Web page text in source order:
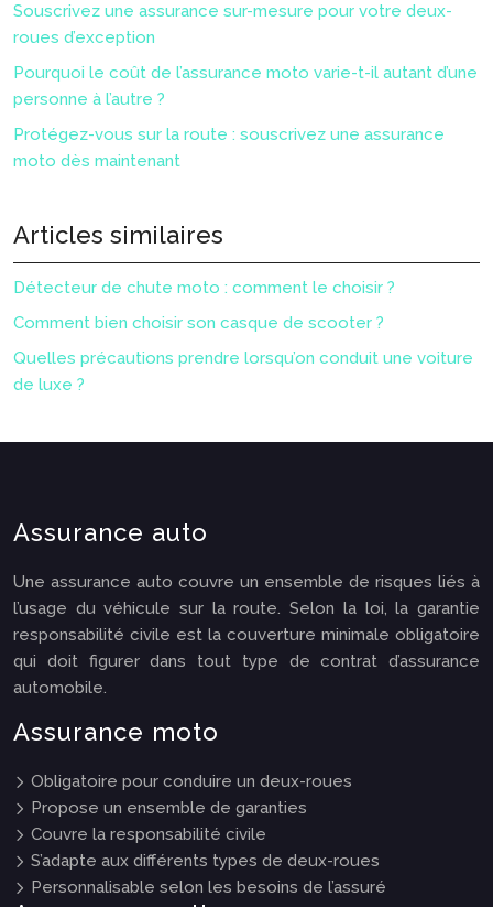
Souscrivez une assurance sur-mesure pour votre deux-
roues d’exception
Pourquoi le coût de l’assurance moto varie-t-il autant d’une
personne à l’autre ?
Protégez-vous sur la route : souscrivez une assurance
moto dès maintenant
Articles similaires
Détecteur de chute moto : comment le choisir ?
Comment bien choisir son casque de scooter ?
Quelles précautions prendre lorsqu’on conduit une voiture
de luxe ?
Assurance auto
Une assurance auto couvre un ensemble de risques liés à
l’usage du véhicule sur la route. Selon la loi, la garantie
responsabilité civile est la couverture minimale obligatoire
qui doit figurer dans tout type de contrat d’assurance
automobile.
Assurance moto
Obligatoire pour conduire un deux-roues
Propose un ensemble de garanties
Couvre la responsabilité civile
S’adapte aux différents types de deux-roues
Personnalisable selon les besoins de l’assuré